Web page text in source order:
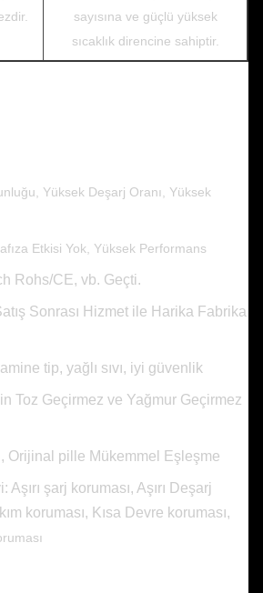
sayısına ve güçlü yüksek
sıcaklık direncine sahiptir.
Yüksek Deşarj Oranı, Yüksek
Etkisi Yok, Yüksek Performans
Rohs/CE, vb. Geçti.
Sonrası Hizmet ile Harika Fabrika
tip, yağlı sıvı, iyi güvenlik
Toz Geçirmez ve Yağmur Geçirmez
Orijinal pille Mükemmel Eşleşme
şarj koruması, Aşırı Deşarj
koruması, Kısa Devre koruması,